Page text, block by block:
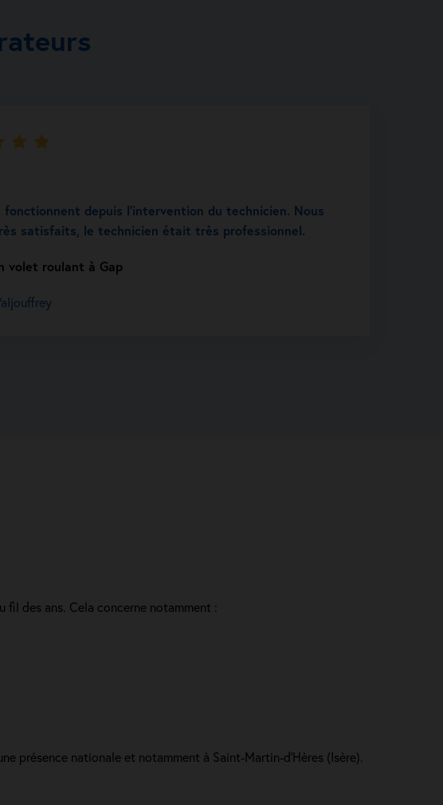
des ans. Cela concerne notamment :
présence nationale et notamment à Saint-Martin-d’Hères (Isère).
fonctionnent depuis l’intervention du technicien. Nous
satisfaits, le technicien était très professionnel.
volet roulant à Gap